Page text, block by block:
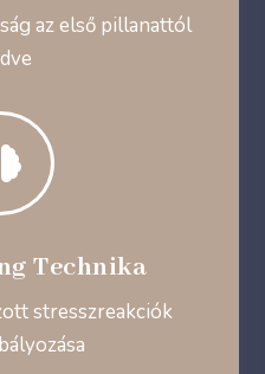
az első pillanattól
Technika
stresszreakciók